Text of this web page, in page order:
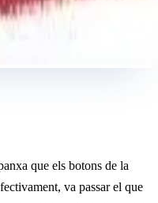
que els botons de la
va passar el que